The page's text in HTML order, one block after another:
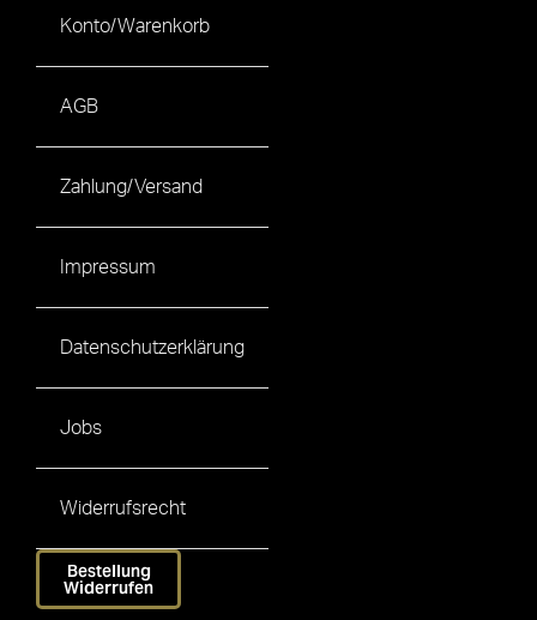
Konto/Warenkorb
AGB
Zahlung/Versand
Impressum
Datenschutzerklärung
Jobs
Widerrufsrecht
Bestellung
Widerrufen